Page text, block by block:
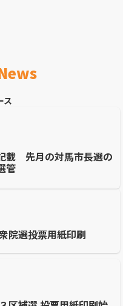
ス
載 先月の対馬市長選の
管
院選投票用紙印刷